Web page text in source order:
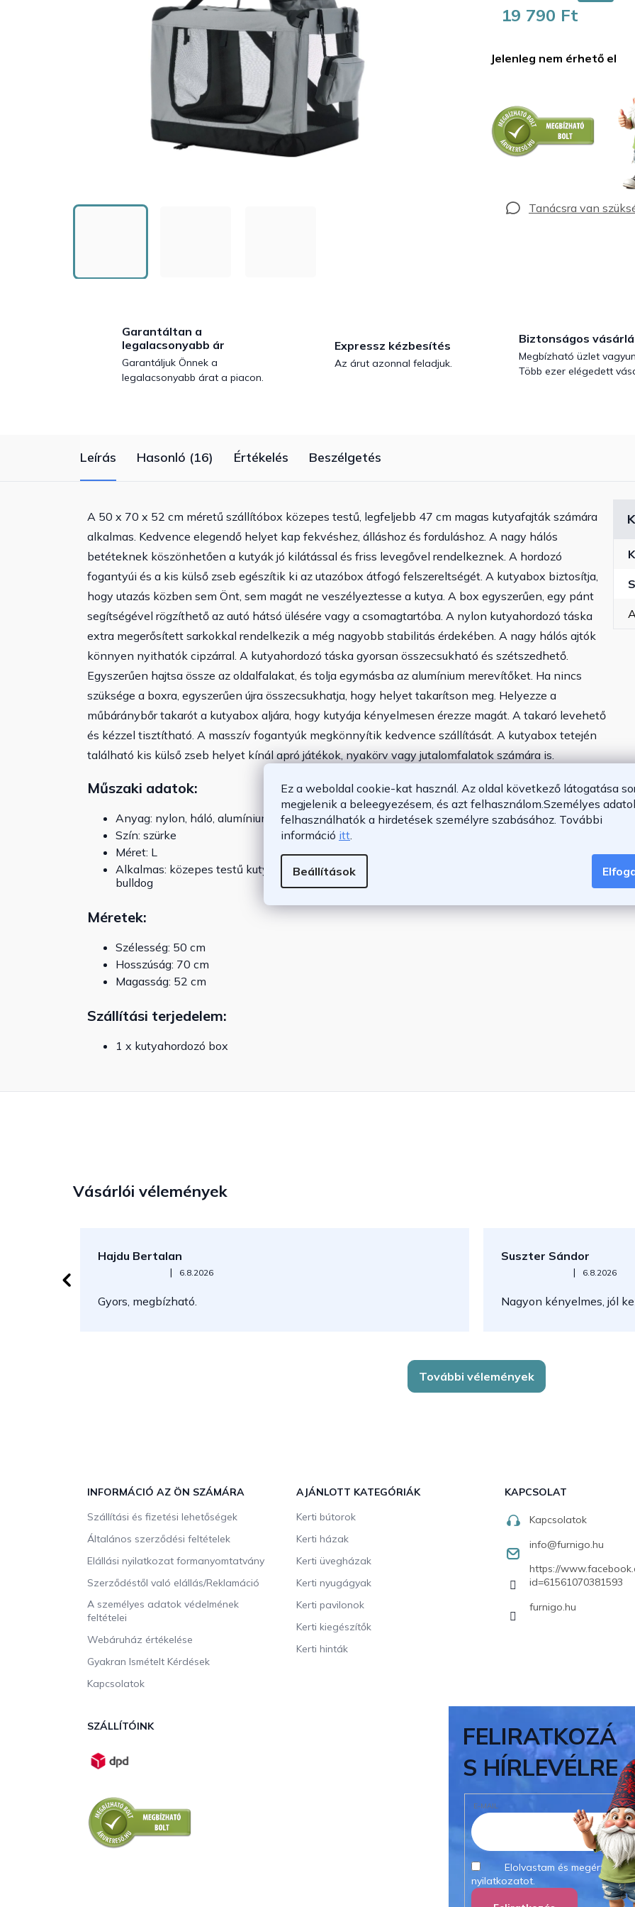
Ez a weboldal cookie-kat használ. Az oldal következő látogatása
megjelenik a beleegyezésem, és azt felhasználom.Személyes
felhasználhatók a hirdetések személyre szabásához. További
információ itt.
Beállítások
19 790 Ft
Jelenleg nem érhető el
Garantáltan a
legalacsonyabb ár
Garantáljuk Önnek a
legalacsonyabb árat a piacon.
Expressz kézbesítés
Az árut azonnal feladjuk.
Biztonságos
Megbízható üzlet
Több ezer elégedett
Leírás Hasonló (16) Értékelés Beszélgetés
A 50 x 70 x 52 cm méretű szállítóbox közepes testű, legfeljebb 47 cm magas kutyafajták számára
alkalmas. Kedvence elegendő helyet kap fekvéshez, álláshoz és forduláshoz. A nagy hálós
betéteknek köszönhetően a kutyák jó kilátással és friss levegővel rendelkeznek. A hordozó
fogantyúi és a kis külső zseb egészítik ki az utazóbox átfogó felszereltségét. A kutyabox biztosítja,
hogy utazás közben sem Önt, sem magát ne veszélyeztesse a kutya. A box egyszerűen, egy pánt
segítségével rögzíthető az autó hátsó ülésére vagy a csomagtartóba. A nylon kutyahordozó táska
extra megerősített sarkokkal rendelkezik a még nagyobb stabilitás érdekében. A nagy hálós ajtók
könnyen nyithatók cipzárral. A kutyahordozó táska gyorsan összecsukható és szétszedhető.
Egyszerűen hajtsa össze az oldalfalakat, és tolja egymásba az alumínium merevítőket. Ha nincs
szüksége a boxra, egyszerűen újra összecsukhatja, hogy helyet takarítson meg. Helyezze a
műbáránybőr takarót a kutyabox aljára, hogy kutyája kényelmesen érezze magát. A takaró levehető
és kézzel tisztítható. A masszív fogantyúk megkönnyítik kedvence szállítását. A kutyabox tetején
található kis külső zseb helyet kínál apró játékok, nyakörv vagy jutalomfalatok számára is.
Műszaki adatok:
Anyag: nylon, háló, alumínium
Szín: szürke
Méret: L
Alkalmas: közepes testű kutyák számárapl.: amerikai staffordshire, beagle, német vadászkopó,
bulldog
Méretek:
Szélesség: 50 cm
Hosszúság: 70 cm
Magasság: 52 cm
Szállítási terjedelem:
1 x kutyahordozó box
Vásárlói vélemények
Hajdu Bertalan
Az áruház értékelése 5-ből 5 csillag.
| 6.8.2026
Gyors, megbízható.
Suszter Sándor
Az áruház értékelése 5-ből
| 6.8.2026
Nagyon kényelmes, jól
További vélemények
INFORMÁCIÓ AZ ÖN SZÁMÁRA
Szállítási és fizetési lehetőségek
Általános szerződési feltételek
Elállási nyilatkozat formanyomtatvány
Szerződéstől való elállás/Reklamáció
A személyes adatok védelmének
feltételei
Webáruház értékelése
Gyakran Ismételt Kérdések
Kapcsolatok
AJÁNLOTT KATEGÓRIÁK
Kerti bútorok
Kerti házak
Kerti üvegházak
Kerti nyugágyak
Kerti pavilonok
Kerti kiegészítők
Kerti hinták
KAPCSOLAT
Kapcsolatok
info@furnigo.hu
https://
id=61561070381593
furnigo.hu
SZÁLLÍTÓINK
FELIRATKOZÁ
S HÍRLEVÉLRE
E-MAIL
Elolvastam és
nyilatkozatot.